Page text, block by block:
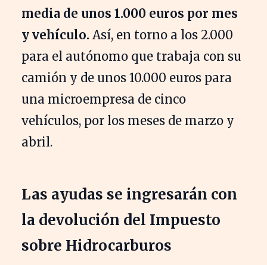
media de unos 1.000 euros por mes
y vehículo. Así, en torno a los 2.000
para el autónomo que trabaja con su
camión y de unos 10.000 euros para
una microempresa de cinco
vehículos, por los meses de marzo y
abril.
Las ayudas se ingresarán con
la devolución del Impuesto
sobre Hidrocarburos